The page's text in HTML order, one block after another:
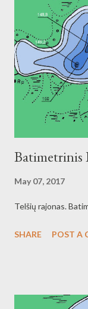
Batimetrinis
May 07, 2017
Telšių rajonas.
SHARE POST A